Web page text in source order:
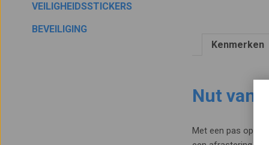
VEILIGHEIDSSTICKERS
BEVEILIGING
Kenmerken
Nut van
Met een pas op